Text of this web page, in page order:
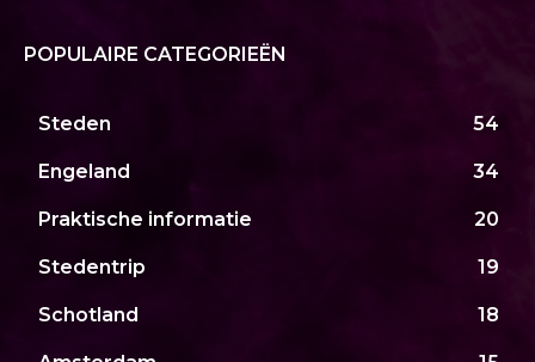
POPULAIRE CATEGORIEËN
Steden 54
Engeland 34
Praktische informatie 20
Stedentrip 19
Schotland 18